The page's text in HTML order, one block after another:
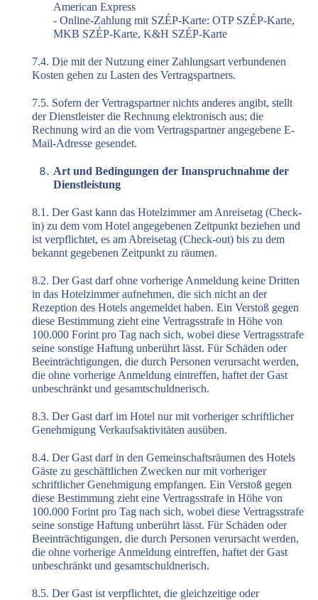
American Express
- Online-Zahlung mit SZÉP-Karte: OTP SZÉP-Karte,
MKB SZÉP-Karte, K&H SZÉP-Karte
7.4. Die mit der Nutzung einer Zahlungsart verbundenen
Kosten gehen zu Lasten des Vertragspartners.
7.5. Sofern der Vertragspartner nichts anderes angibt, stellt
der Dienstleister die Rechnung elektronisch aus; die
Rechnung wird an die vom Vertragspartner angegebene E-
Mail-Adresse gesendet.
Art und Bedingungen der Inanspruchnahme der
Dienstleistung
8.1. Der Gast kann das Hotelzimmer am Anreisetag (Check-
in) zu dem vom Hotel angegebenen Zeitpunkt beziehen und
ist verpflichtet, es am Abreisetag (Check-out) bis zu dem
bekannt gegebenen Zeitpunkt zu räumen.
8.2. Der Gast darf ohne vorherige Anmeldung keine Dritten
in das Hotelzimmer aufnehmen, die sich nicht an der
Rezeption des Hotels angemeldet haben. Ein Verstoß gegen
diese Bestimmung zieht eine Vertragsstrafe in Höhe von
100.000 Forint pro Tag nach sich, wobei diese Vertragsstrafe
seine sonstige Haftung unberührt lässt. Für Schäden oder
Beeinträchtigungen, die durch Personen verursacht werden,
die ohne vorherige Anmeldung eintreffen, haftet der Gast
unbeschränkt und gesamtschuldnerisch.
8.3. Der Gast darf im Hotel nur mit vorheriger schriftlicher
Genehmigung Verkaufsaktivitäten ausüben.
8.4. Der Gast darf in den Gemeinschaftsräumen des Hotels
Gäste zu geschäftlichen Zwecken nur mit vorheriger
schriftlicher Genehmigung empfangen. Ein Verstoß gegen
diese Bestimmung zieht eine Vertragsstrafe in Höhe von
100.000 Forint pro Tag nach sich, wobei diese Vertragsstrafe
seine sonstige Haftung unberührt lässt. Für Schäden oder
Beeinträchtigungen, die durch Personen verursacht werden,
die ohne vorherige Anmeldung eintreffen, haftet der Gast
unbeschränkt und gesamtschuldnerisch.
8.5. Der Gast ist verpflichtet, die gleichzeitige oder